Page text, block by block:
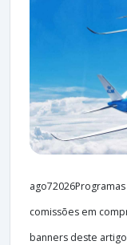
comissões em
banners deste